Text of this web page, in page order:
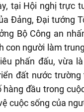
tại Hội nghị trực
Đảng, Đại tướng
Bộ Công an
con người làm
phấn đấu, vừa
đất nước
hàng đầu trong
cuộc sống của